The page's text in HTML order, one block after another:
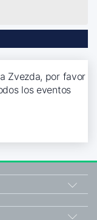
Zvezda, por favor
los eventos